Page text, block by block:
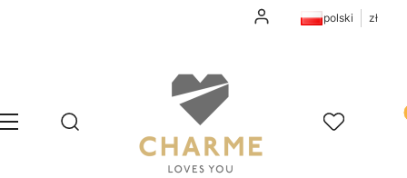
Zaloguj siępolski zł
Menu Otwórz wyszukiwarkę
Szukaj Ulubione